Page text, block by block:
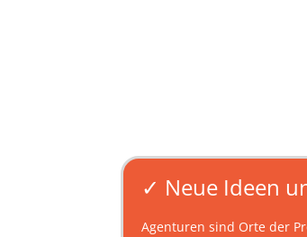
✓ Neue Ideen
Agenturen sind Orte der